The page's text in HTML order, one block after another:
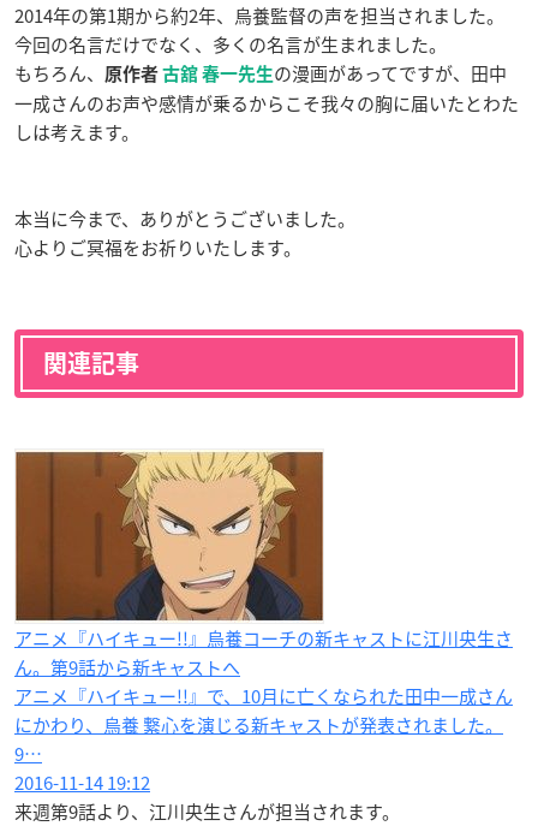
2014年の第1期から約2年、烏養監督の声を担当されました。
今回の名言だけでなく、多くの名言が生まれました。
もちろん、
原作者 古舘 春一先生の漫画があってですが、田中
一成さんのお声や感情が乗るからこそ我々の胸に届いたとわた
しは考えます。
本当に今まで、ありがとうございました。
心よりご冥福をお祈りいたします。
関連記事
アニメ『ハイキュー!!』烏養コーチの新キャストに江川央生さ
ん。第9話から新キャストへ
アニメ『ハイキュー!!』で、10月に亡くなられた田中一成さん
にかわり、烏養 繋心を演じる新キャストが発表されました。
9…
2016-11-14 19:12
来週第9話より、江川央生さんが担当されます。